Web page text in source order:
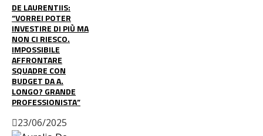
DE LAURENTIIS:
“VORREI POTER
INVESTIRE DI PIÙ MA
NON CI RIESCO.
IMPOSSIBILE
AFFRONTARE
SQUADRE CON
BUDGET DA A.
LONGO? GRANDE
PROFESSIONISTA”
23/06/2025